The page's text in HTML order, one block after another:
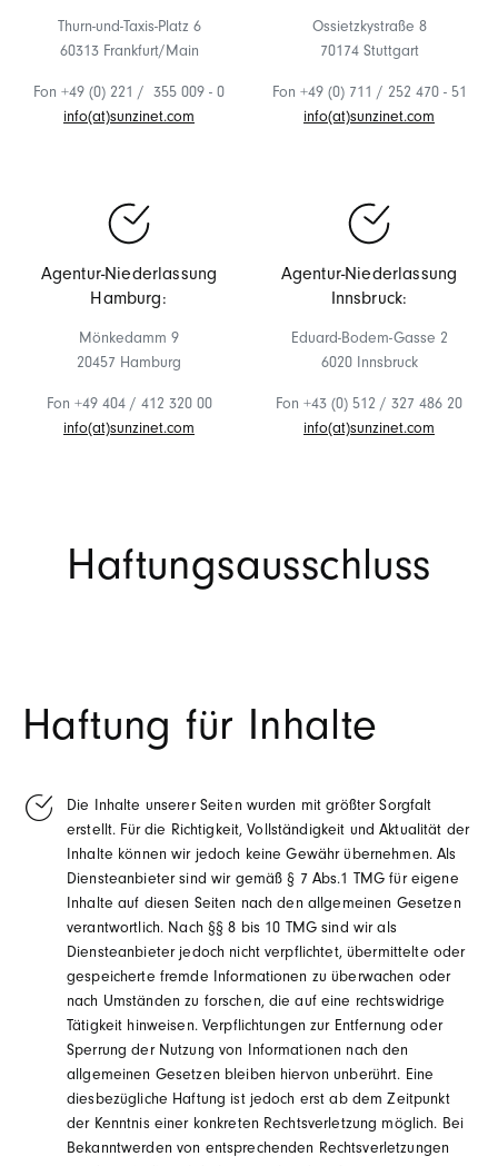
Thurn-und-Taxis-Platz 6
60313 Frankfurt/Main
Fon +49 (0) 221 / 355 009 - 0
info(at)sunzinet.com
Ossietzkystraße 8
70174 Stuttgart
Fon +49 (0) 711 / 252 470 - 51
info(at)sunzinet.com
Agentur-Niederlassung
Hamburg:
Mönkedamm 9
20457 Hamburg
Fon +49 404 / 412 320 00
info(at)sunzinet.com
Agentur-Niederlassung
Innsbruck:
Eduard-Bodem-Gasse 2
6020 Innsbruck
Fon +43 (0) 512 / 327 486 20
info(at)sunzinet.com
Haftungsausschluss
Haftung für Inhalte
Die Inhalte unserer Seiten wurden mit größter Sorgfalt
erstellt. Für die Richtigkeit, Vollständigkeit und Aktualität der
Inhalte können wir jedoch keine Gewähr übernehmen. Als
Diensteanbieter sind wir gemäß § 7 Abs.1 TMG für eigene
Inhalte auf diesen Seiten nach den allgemeinen Gesetzen
verantwortlich. Nach §§ 8 bis 10 TMG sind wir als
Diensteanbieter jedoch nicht verpflichtet, übermittelte oder
gespeicherte fremde Informationen zu überwachen oder
nach Umständen zu forschen, die auf eine rechtswidrige
Tätigkeit hinweisen. Verpflichtungen zur Entfernung oder
Sperrung der Nutzung von Informationen nach den
allgemeinen Gesetzen bleiben hiervon unberührt. Eine
diesbezügliche Haftung ist jedoch erst ab dem Zeitpunkt
der Kenntnis einer konkreten Rechtsverletzung möglich. Bei
Bekanntwerden von entsprechenden Rechtsverletzungen